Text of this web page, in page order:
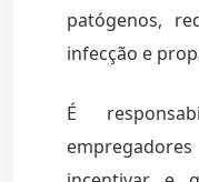
patógenos,
infecção e
É